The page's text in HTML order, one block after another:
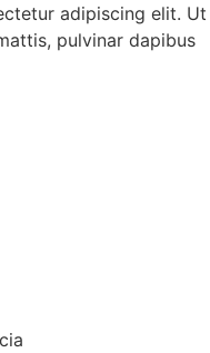
adipiscing elit. Ut
pulvinar dapibus